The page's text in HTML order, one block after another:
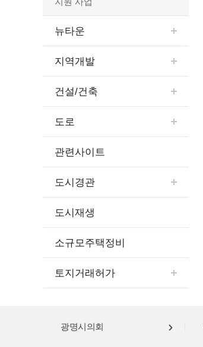
뉴타운
지역개발
건설/건축
도로
관련사이트
도시경관
도시재생
소규모주택정비
토지거래허가
광명시의회